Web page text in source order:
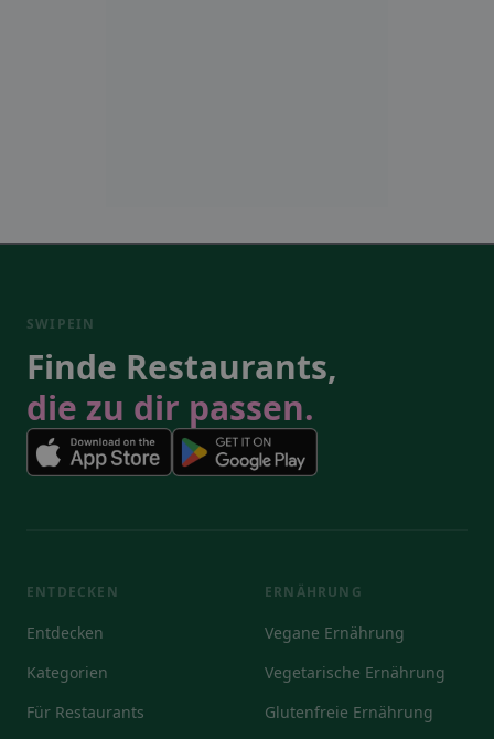
SWIPEIN
Finde Restaurants,
die zu dir passen.
ENTDECKEN
Entdecken
Kategorien
Für Restaurants
ERNÄHRUNG
Vegane Ernährung
Vegetarische Ernährung
Glutenfreie Ernährung